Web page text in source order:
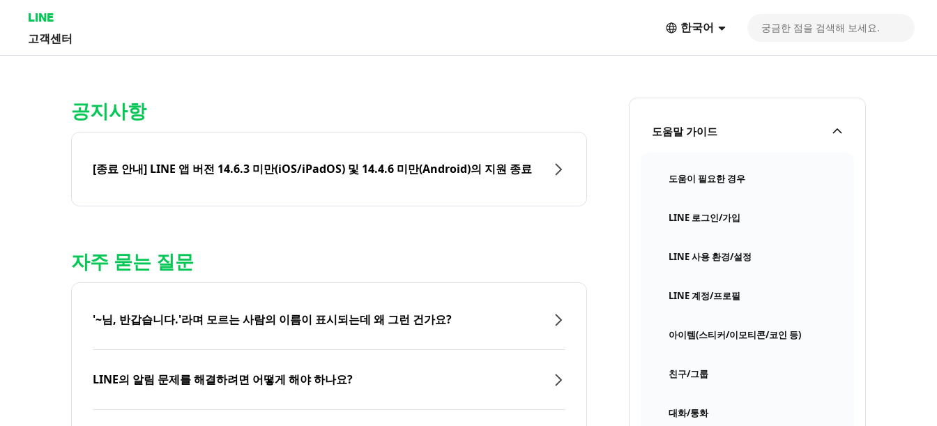
LINE
고객센터
한국어
도움말 가이드
도움이 필요한 경우
LINE 로그인/가입
LINE 사용 환경/설정
LINE 계정/프로필
아이템(스티커/이모티콘/코인 등)
친구/그룹
대화/통화
공지사항
[종료 안내] LINE 앱 버전 14.6.3 미만(iOS/iPadOS) 및 14.4.6 미만(Android)의 지원 종료
자주 묻는 질문
'~님, 반갑습니다.'라며 모르는 사람의 이름이 표시되는데 왜 그런 건가요?
LINE의 알림 문제를 해결하려면 어떻게 해야 하나요?